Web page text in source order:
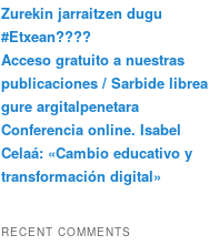
Zurekin jarraitzen dugu
#Etxean????
Acceso gratuito a nuestras
publicaciones / Sarbide librea
gure argitalpenetara
Conferencia online. Isabel
Celaá: «Cambio educativo y
transformación digital»
RECENT COMMENTS